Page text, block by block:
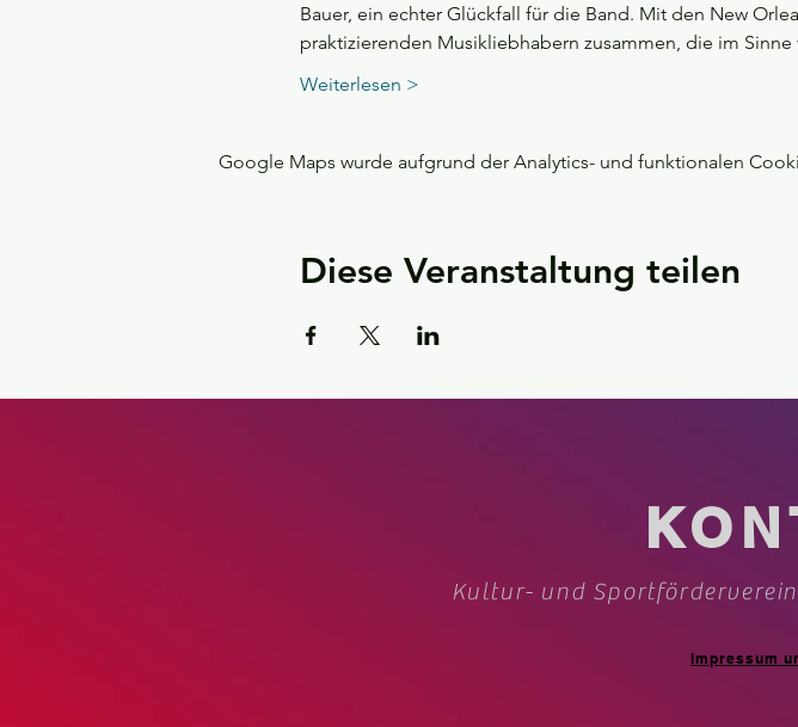
Bauer, ein echter Glückfall für die Band. Mit den New
praktizierenden Musikliebhabern zusammen, die im
Weiterlesen >
Google Maps wurde aufgrund der Analytics- und funktionalen
Diese Veranstaltung teilen
Kultur- und
Impressum